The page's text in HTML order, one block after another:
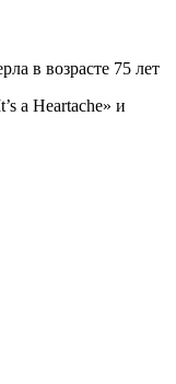
в возрасте 75 лет
a Heartache» и